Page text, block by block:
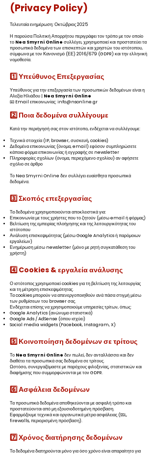
(Privacy Policy)
Τελευταία ενημέρωση: Οκτώβριος 2025
Η παρούσα Πολιτική Απορρήτου περιγράφει τον τρόπο με τον οποίο
το Nea Smyrni Online συλλέγει, χρησιμοποιεί και προστατεύει τα
προσωπικά δεδομένα των επισκεπτών και χρηστών του ιστότοπου,
σύμφωνα με τον Κανονισμό (ΕΕ) 2016/679 (GDPR) και την ελληνική
νομοθεσία.
1️⃣ Υπεύθυνος Επεξεργασίας
Υπεύθυνος για την επεξεργασία των προσωπικών δεδομένων είναι η
Αλεξία Ηλιάδου | Nea Smyrni Online
📧 Email επικοινωνίας: info@nsonline.gr
2️⃣ Ποια δεδομένα συλλέγουμε
Κατά την περιήγησή σας στον ιστότοπο, ενδέχεται να συλλέγουμε:
Τεχνικά στοιχεία (IP, browser, συσκευή, cookies)
Δεδομένα επικοινωνίας (όνομα, email) εφόσον συμπληρώσετε
κάποια φόρμα επικοινωνίας ή εγγραφής σε newsletter
Πληροφορίες σχολίων (όνομα, περιεχόμενο σχολίου) αν αφήσετε
σχόλιο σε άρθρο
Το Nea Smyrni Online δεν συλλέγει ευαίσθητα προσωπικά
δεδομένα.
3️⃣ Σκοπός επεξεργασίας
Τα δεδομένα χρησιμοποιούνται αποκλειστικά για:
Επικοινωνία με τους χρήστες που το ζητούν (μέσω email ή φόρμας)
Βελτίωση της εμπειρίας πλοήγησης και της λειτουργικότητας του
ιστότοπου
Ανάλυση επισκεψιμότητας (μέσω Google Analytics ή παρόμοιων
εργαλείων)
Ενημέρωση μέσω newsletter (μόνο με ρητή συγκατάθεση του
χρήστη)
4️⃣ Cookies & εργαλεία ανάλυσης
Ο ιστότοπος χρησιμοποιεί cookies για τη βελτίωση της λειτουργίας
και τη μέτρηση επισκεψιμότητας.
Τα cookies μπορούν να απενεργοποιηθούν ανά πάσα στιγμή μέσω
των ρυθμίσεων του browser σας.
Ενδέχεται επίσης να χρησιμοποιούμε υπηρεσίες τρίτων, όπως:
Google Analytics (ανώνυμα στατιστικά)
Google Ads / AdSense (όπου ισχύει)
Social media widgets (Facebook, Instagram, X)
5️⃣ Κοινοποίηση δεδομένων σε τρίτους
Το Nea Smyrni Online δεν πωλεί, δεν ανταλλάσσει και δεν
διαθέτει τα προσωπικά σας δεδομένα σε τρίτους.
Ωστόσο, συνεργαζόμαστε με παρόχους φιλοξενίας, στατιστικών και
διαφήμισης που συμμορφώνονται με τον GDPR.
6️⃣ Ασφάλεια δεδομένων
Τα προσωπικά δεδομένα αποθηκεύονται με ασφαλή τρόπο και
προστατεύονται από μη εξουσιοδοτημένη πρόσβαση.
Εφαρμόζουμε τεχνικά και οργανωτικά μέτρα ασφάλειας (SSL,
firewalls, περιορισμένη πρόσβαση).
7️⃣ Χρόνος διατήρησης δεδομένων
Τα δεδομένα διατηρούνται μόνο για όσο χρόνο είναι απαραίτητο για